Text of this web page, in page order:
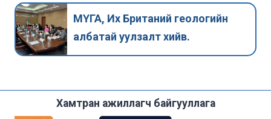
МҮГА, Их Британий геологийн
албатай уулзалт хийв.
Хамтран ажиллагч байгууллага